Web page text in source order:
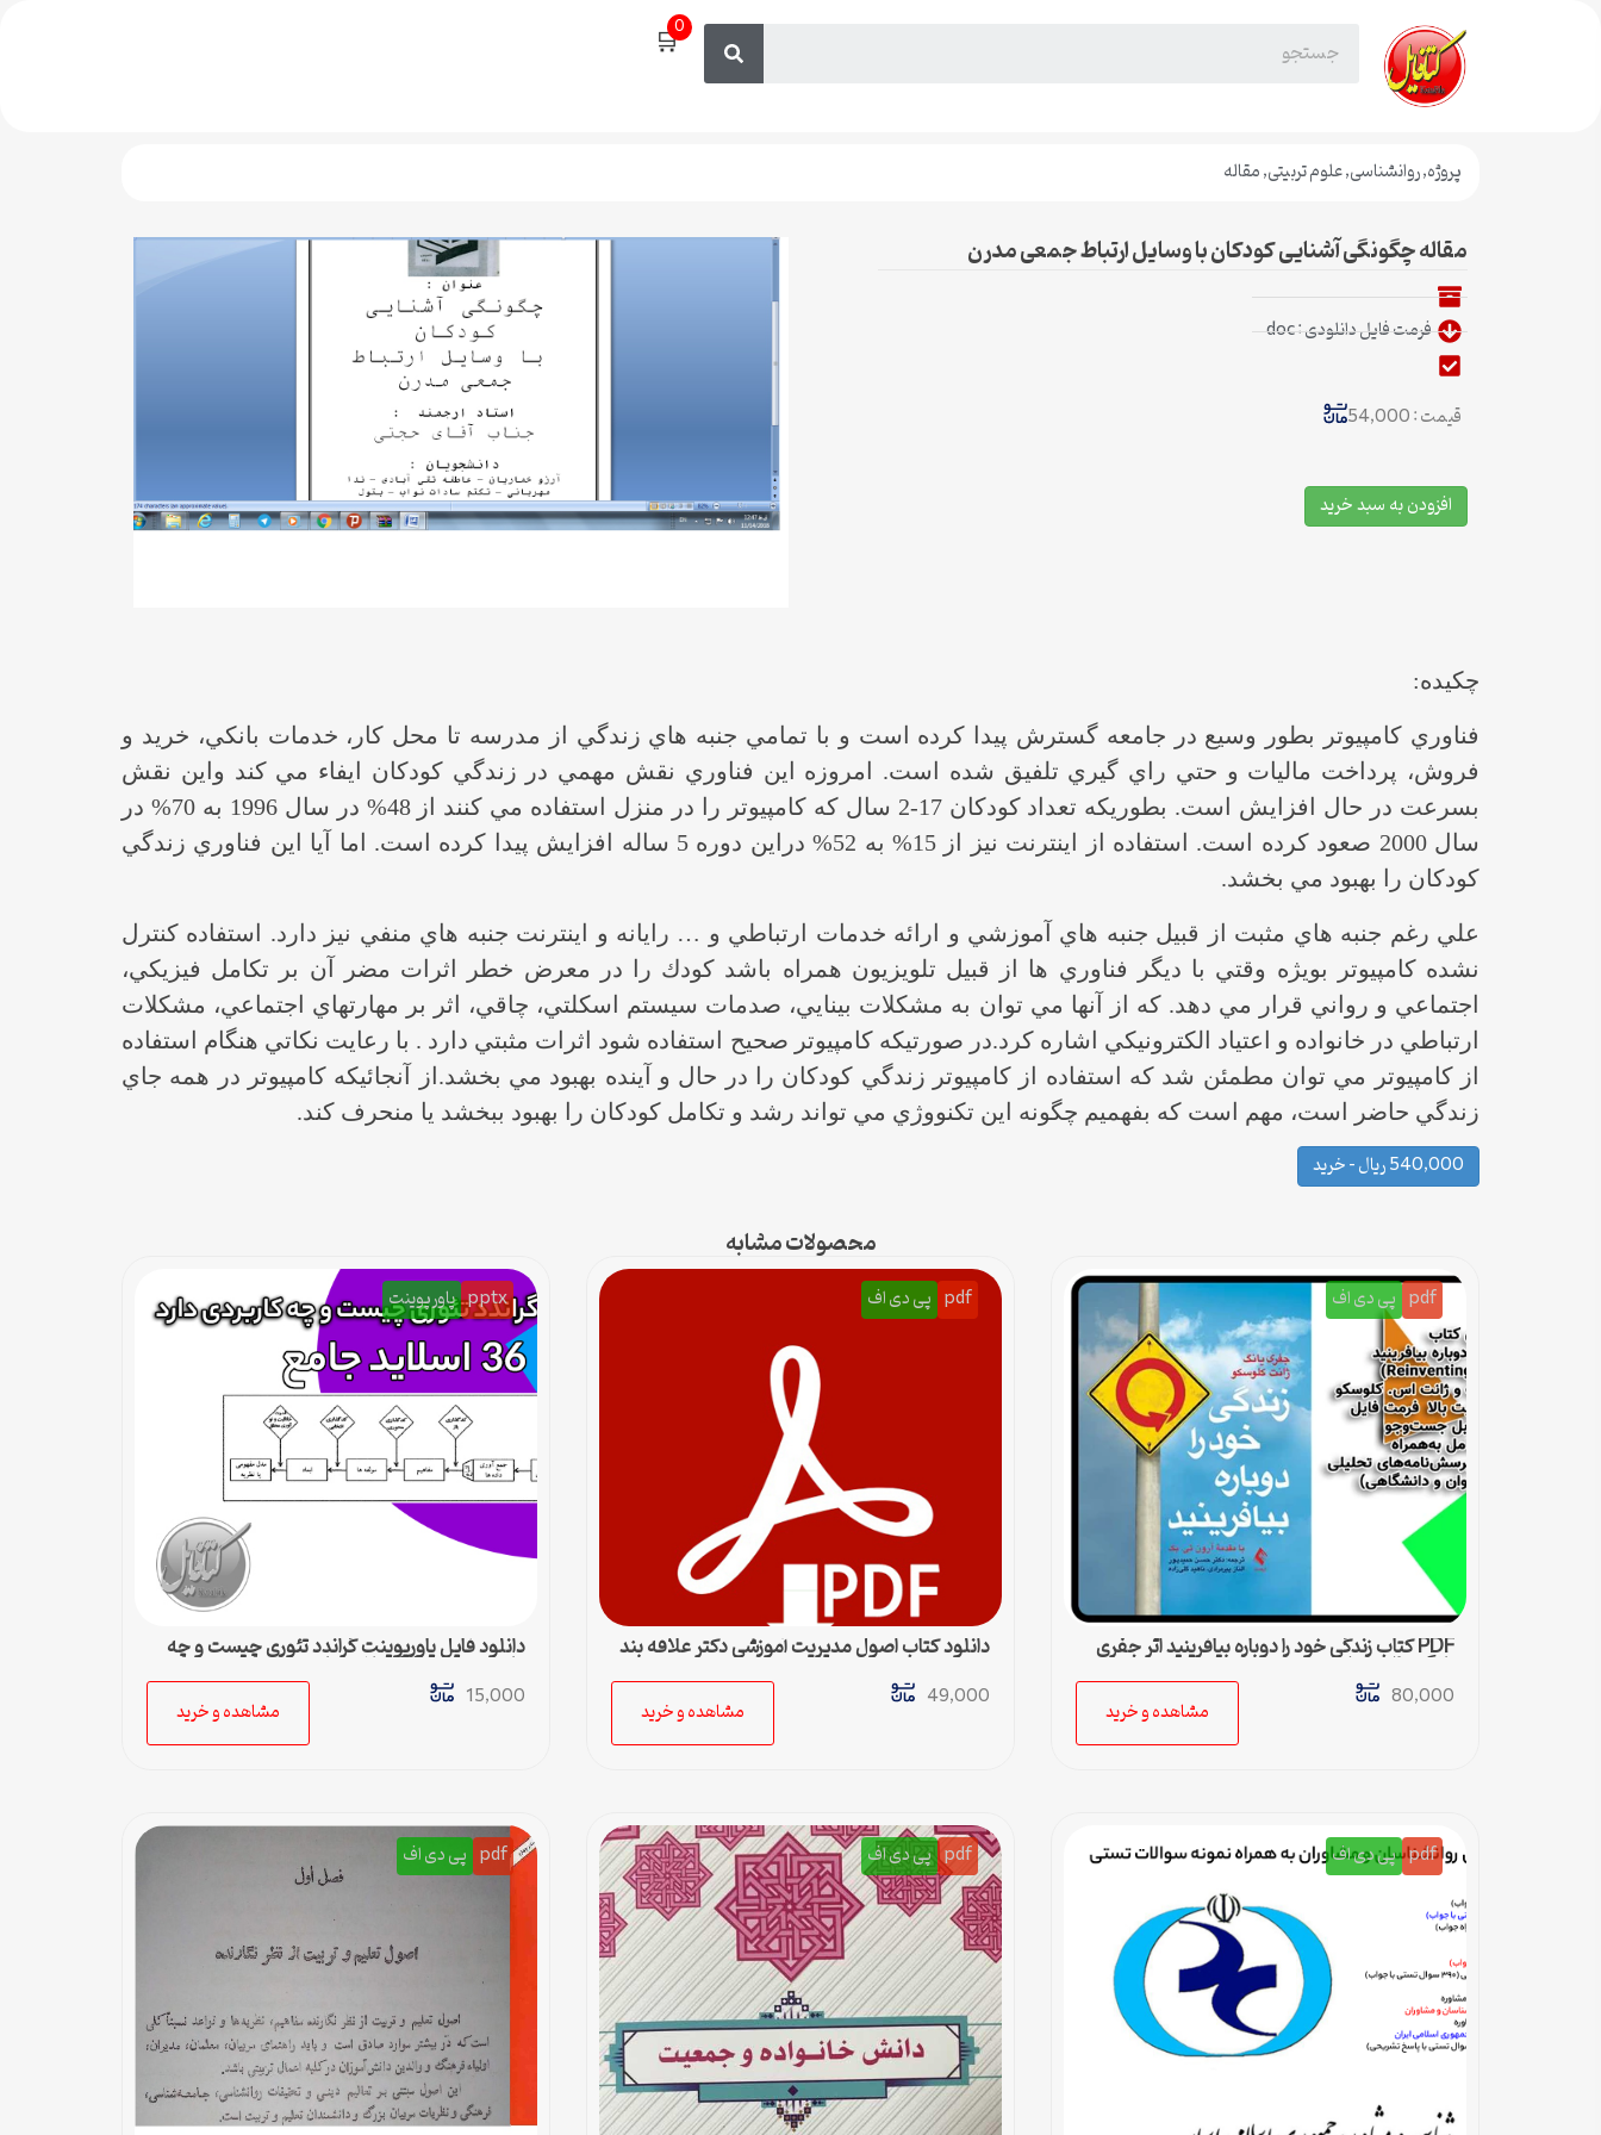
🛒0
پروژه,روانشناسی,علوم تربیتی,مقاله
مقاله چگونگی آشنایی کودکان با وسایل ارتباط جمعی مدرن
فرمت فایل دانلودی : doc
قیمت : 54,000
افزودن به سبد خرید
چكيده:
فناوري كامپيوتر بطور وسيع در جامعه گسترش پيدا كرده است و با تمامي جنبه هاي زندگي از مدرسه تا محل كار، خدمات بانكي، خريد و
فروش، پرداخت ماليات و حتي راي گيري تلفيق شده است. امروزه اين فناوري نقش مهمي در زندگي كودكان ايفاء مي كند واين نقش
بسرعت در حال افزايش است. بطوريكه تعداد كودكان 17-2 سال كه كامپيوتر را در منزل استفاده مي كنند از 48% در سال 1996 به 70% در
سال 2000 صعود كرده است. استفاده از اينترنت نيز از 15% به 52% دراين دور‌ه 5 ساله افزايش پيدا كرده است. اما آيا اين فناوري زندگي
كودكان را بهبود مي بخشد.
علي رغم جنبه هاي مثبت از قبيل جنبه هاي آموزشي و ارائه خدمات ارتباطي و … رايانه و اينترنت جنبه هاي منفي نيز دارد. استفاده كنترل
نشده كامپيوتر بويژه وقتي با ديگر فناوري ها از قبيل تلويزيون همراه باشد كودك را در معرض خطر اثرات مضر آن بر تكامل فيزيكي،
اجتماعي و رواني قرار مي دهد. كه از آنها مي توان به مشكلات بينايي، صدمات سيستم اسكلتي، چاقي، اثر بر مهارتهاي اجتماعي، مشكلات
ارتباطي در خانواده و اعتياد الكترونيكي اشاره كرد.در صورتيكه كامپيوتر صحيح استفاده شود اثرات مثبتي دارد . با رعايت نكاتي هنگام استفاده
از كامپيوتر مي توان مطمئن شد كه استفاده از كامپيوتر زندگي كودكان را در حال و آينده بهبود مي بخشد.از آنجائيكه كامپيوتر در همه جاي
زندگي حاضر است، مهم است كه بفهميم چگونه اين تكنووژي مي تواند رشد و تكامل كودكان را بهبود ببخشد يا منحرف كند.
540,000 ریال – خرید
محصولات مشابه
pdf پی دی اف
PDF کتاب زندگی خود را دوباره بیافرینید اثر جفری
یانگ و ژانت کلوسکو
80,000
مشاهده و خرید
pdf پی دی اف
دانلود کتاب اصول مدیریت آموزشی دکتر علاقه بند
49,000
مشاهده و خرید
pptx پاورپوینت
دانلود فایل پاورپوینت گراندد تئوری چیست و چه
کاربردی دارد – 36 اسلاید جامع
15,000
مشاهده و خرید
pdf پی دی اف pdf پی دی اف pdf پی دی اف